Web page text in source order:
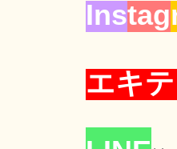
Instag
エキ